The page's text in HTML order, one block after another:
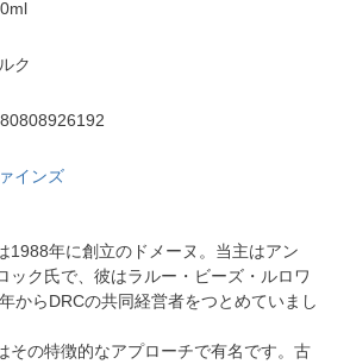
ク
インズ
1988年に創立のドメーヌ。当主はアン
ック氏で、彼はラルー・ビーズ・ルロワ
からDRCの共同経営者をつとめていまし
その特徴的なアプローチで有名です。古